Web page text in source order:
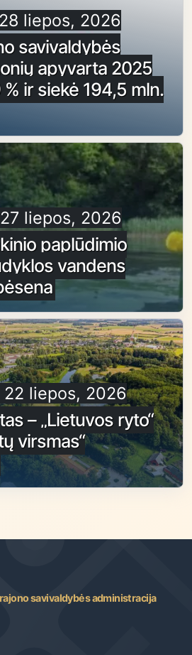
liepos, 2026
savivaldybės
apyvarta 2025
ir siekė 194,5 mln.
liepos, 2026
paplūdimio
vandens
liepos, 2026
– „Lietuvos ryto“
virsmas“
savivaldybės administracija